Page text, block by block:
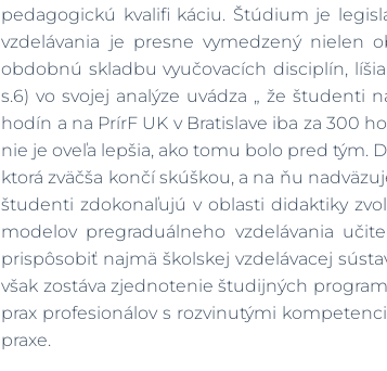
pedagogickú kvalifi káciu. Štúdium je
vzdelávania je presne vymedzený nielen
obdobnú skladbu vyučovacích disciplín,
s.6) vo svojej analýze uvádza „ že študenti
hodín a na PrírF UK v Bratislave iba za 300
nie je oveľa lepšia, ako tomu bolo pred tým.
ktorá zväčša končí skúškou, a na ňu
študenti zdokonaľujú v oblasti didaktiky
modelov pregraduálneho vzdelávania
prispôsobiť najmä školskej vzdelávacej
však zostáva zjednotenie študijných
prax profesionálov s rozvinutými
praxe.